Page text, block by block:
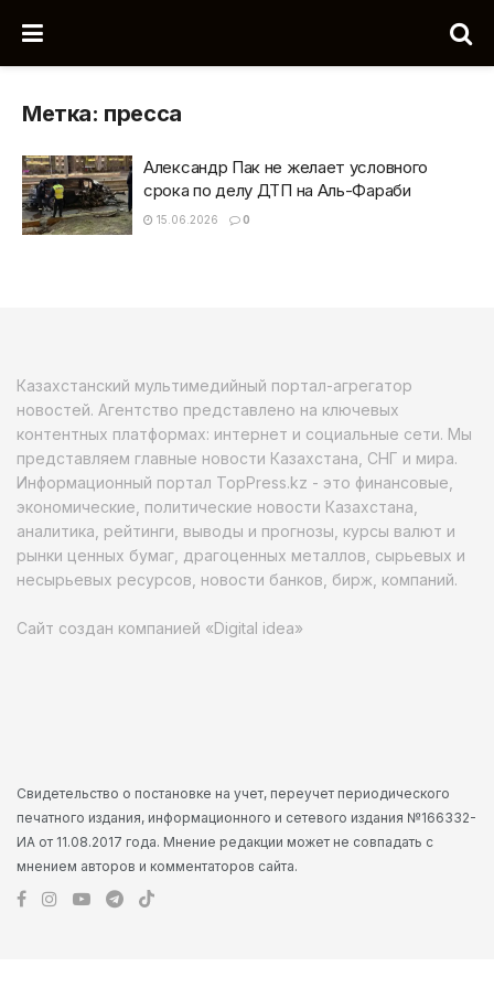
Метка: пресса
Александр Пак не желает условного
срока по делу ДТП на Аль-Фараби
15.06.2026 0
Казахстанский мультимедийный портал-агрегатор
новостей. Агентство представлено на ключевых
контентных платформах: интернет и социальные сети. Мы
представляем главные новости Казахстана, СНГ и мира.
Информационный портал TopPress.kz - это финансовые,
экономические, политические новости Казахстана,
аналитика, рейтинги, выводы и прогнозы, курсы валют и
рынки ценных бумаг, драгоценных металлов, сырьевых и
несырьевых ресурсов, новости банков, бирж, компаний.
Сайт создан компанией «Digital idea»
Свидетельство о постановке на учет, переучет периодического
печатного издания, информационного и сетевого издания №166332-
ИА от 11.08.2017 года. Мнение редакции может не совпадать с
мнением авторов и комментаторов сайта.